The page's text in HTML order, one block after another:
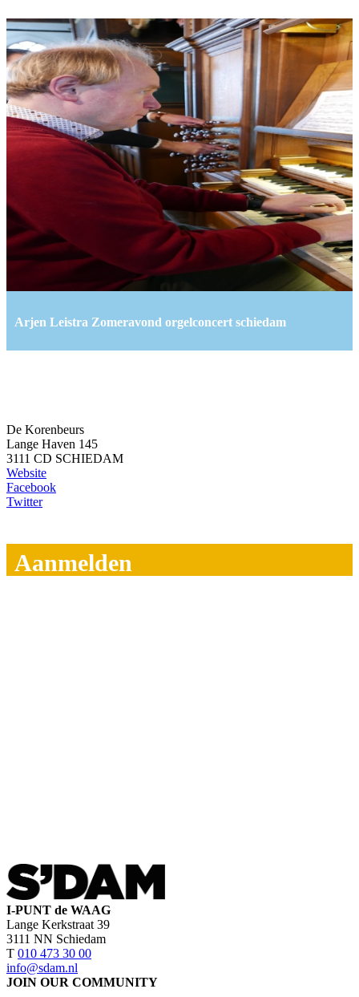
Arjen Leistra Zomeravond orgelconcert schiedam
De Korenbeurs
Lange Haven 145
3111 CD SCHIEDAM
Website
Facebook
Twitter
Aanmelden
I-PUNT de WAAG
Lange Kerkstraat 39
3111 NN Schiedam
T 010 473 30 00
info@sdam.nl
JOIN OUR COMMUNITY